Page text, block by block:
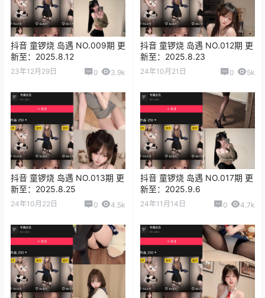
抖音 童锣烧 岛遇 NO.009期 更
新至：2025.8.12
23年12月29日 0 3.9k
抖音 童锣烧 岛遇 NO.012期 更
新至：2025.8.23
24年10月21日 0 5k
抖音 童锣烧 岛遇 NO.013期 更
新至：2025.8.25
24年10月22日 0 4.5k
抖音 童锣烧 岛遇 NO.017期 更
新至：2025.9.6
24年11月14日 0 4.7k